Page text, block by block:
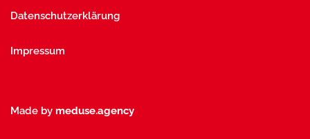
Made by meduse.agency
Datenschutzerklärung
Impressum